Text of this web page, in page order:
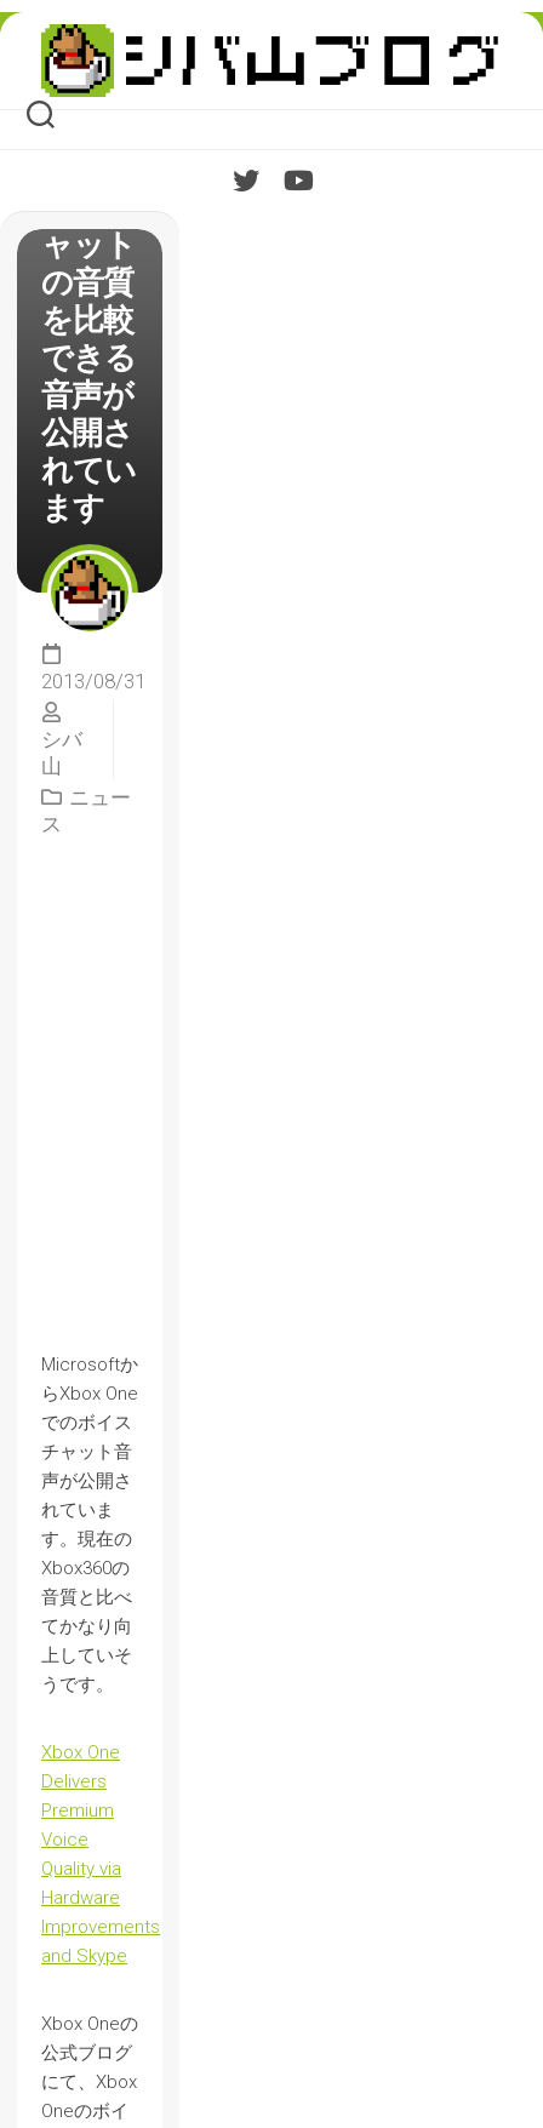
Skip
content
x
One】
大幅に
改善さ
イスチ
ャット
の音質
を比較
できる
音声が
公開さ
れてい
ます
2013/08/31
シバ
山
ニュー
ス
Microsoftか
らXbox One
でのボイス
チャット音
声が公開さ
れていま
す。現在の
Xbox360の
音質と比べ
てかなり向
上していそ
うです。
Xbox One
Delivers
Premium
Voice
Quality via
Hardware
Improvements
and Skype
Xbox Oneの
公式ブログ
にて、Xbox
Oneのボイ